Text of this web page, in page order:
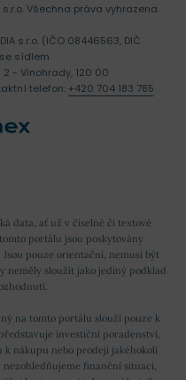
data, ať už v číselné či textové
portálu jsou poskytovány
pouze orientační, nemusí být
neměly sloužit jako jediný podklad
na tomto portálu slouží pouze k
investiční poradenství,
nákupu nebo prodeji jakéhokoli
finanční situaci,
Všechna práva vyhrazena.
s.r.o. (IČO 08446563, DIČ
sídlem
- Vinohrady, 120 00
telefon: +420 704 183 785